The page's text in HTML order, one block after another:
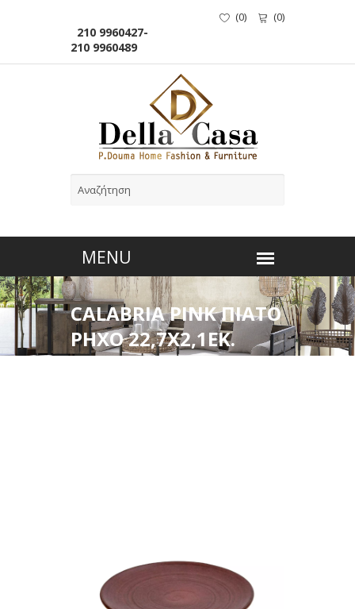
210 9960427-
210 9960489
(0) (0)
CALABRIA PINK ΠΙΑΤΟ
ΡΗΧΟ 22,7Χ2,1ΕΚ.